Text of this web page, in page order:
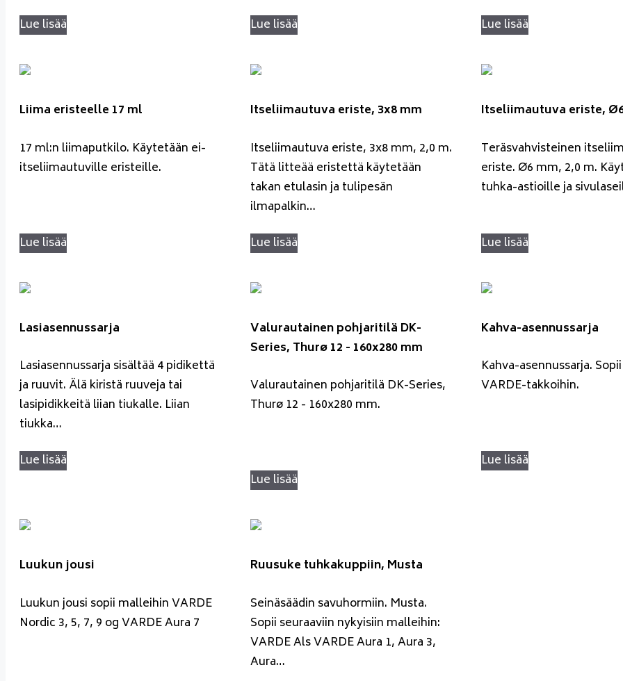
Lue lisää
Lue lisää Lue lisää
Liima eristeelle 17 ml
17 ml:n liimaputkilo. Käytetään ei-
itseliimautuville eristeille.
Lue lisää
Itseliimautuva eriste, 3x8 mm
Itseliimautuva eriste, 3x8 mm, 2,0 m.
Tätä litteää eristettä käytetään
takan etulasin ja tulipesän
ilmapalkin…
Lue lisää
Itseliimautuva eriste,
Teräsvahvisteinen
eriste. Ø6 mm, 2,0 m.
tuhka-astioille ja
Lue lisää
Lasiasennussarja
Lasiasennussarja sisältää 4 pidikettä
ja ruuvit. Älä kiristä ruuveja tai
lasipidikkeitä liian tiukalle. Liian
tiukka…
Lue lisää
Valurautainen pohjaritilä DK-
Series, Thurø 12 - 160x280 mm
Valurautainen pohjaritilä DK-Series,
Thurø 12 - 160x280 mm.
Lue lisää
Kahva-asennussarja
Kahva-asennussarja.
VARDE-takkoihin.
Lue lisää
Luukun jousi
Luukun jousi sopii malleihin VARDE
Nordic 3, 5, 7, 9 og VARDE Aura 7
Ruusuke tuhkakuppiin, Musta
Seinäsäädin savuhormiin. Musta.
Sopii seuraaviin nykyisiin malleihin:
VARDE Als VARDE Aura 1, Aura 3,
Aura…